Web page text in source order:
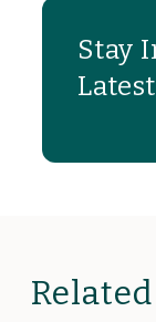
Stay